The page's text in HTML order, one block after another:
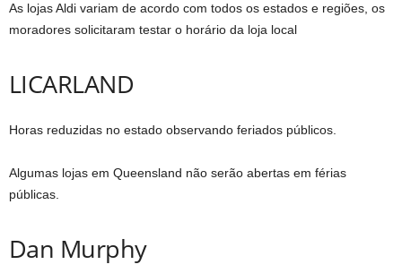
As lojas Aldi variam de acordo com todos os estados e regiões, os
moradores solicitaram testar o horário da loja local
LICARLAND
Horas reduzidas no estado observando feriados públicos.
Algumas lojas em Queensland não serão abertas em férias
públicas.
Dan Murphy